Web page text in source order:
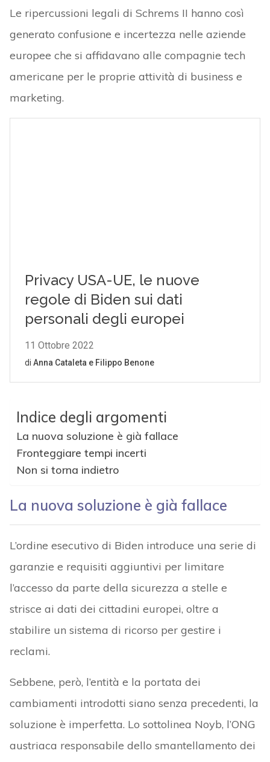
Le ripercussioni legali di Schrems II hanno così
generato confusione e incertezza nelle aziende
europee che si affidavano alle compagnie tech
americane per le proprie attività di business e
marketing.
Indice degli argomenti
La nuova soluzione è già fallace
Fronteggiare tempi incerti
Non si torna indietro
La nuova soluzione è già fallace
L’ordine esecutivo di Biden introduce una serie di
garanzie e requisiti aggiuntivi per limitare
l’accesso da parte della sicurezza a stelle e
strisce ai dati dei cittadini europei, oltre a
stabilire un sistema di ricorso per gestire i
reclami.
Sebbene, però, l’entità e la portata dei
cambiamenti introdotti siano senza precedenti, la
soluzione è imperfetta. Lo sottolinea Noyb, l’ONG
austriaca responsabile dello smantellamento dei